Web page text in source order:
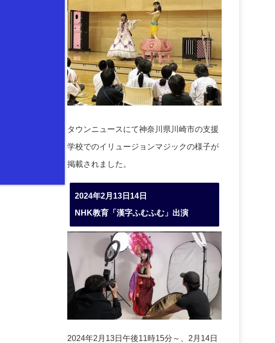
タウンニュースにて神奈川県川崎市の支援
学校でのイリュージョンマジックの様子が
掲載されました。
2024年2月13日14日
NHK教育「漢字ふむふむ」出演
2024年2月13日午後11時15分～、2月14日